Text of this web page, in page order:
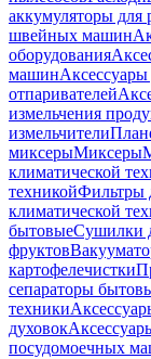
аккумуляторы для
швейных машин
оборудования
машинАксессуары
отпаривателей
измельчения
измельчители
миксерыМиксеры
климатической
техникойФильтры
климатической
бытовыеСушилки
фруктов
картофелечистки
сепараторы
техники
духовок
посудомоечных